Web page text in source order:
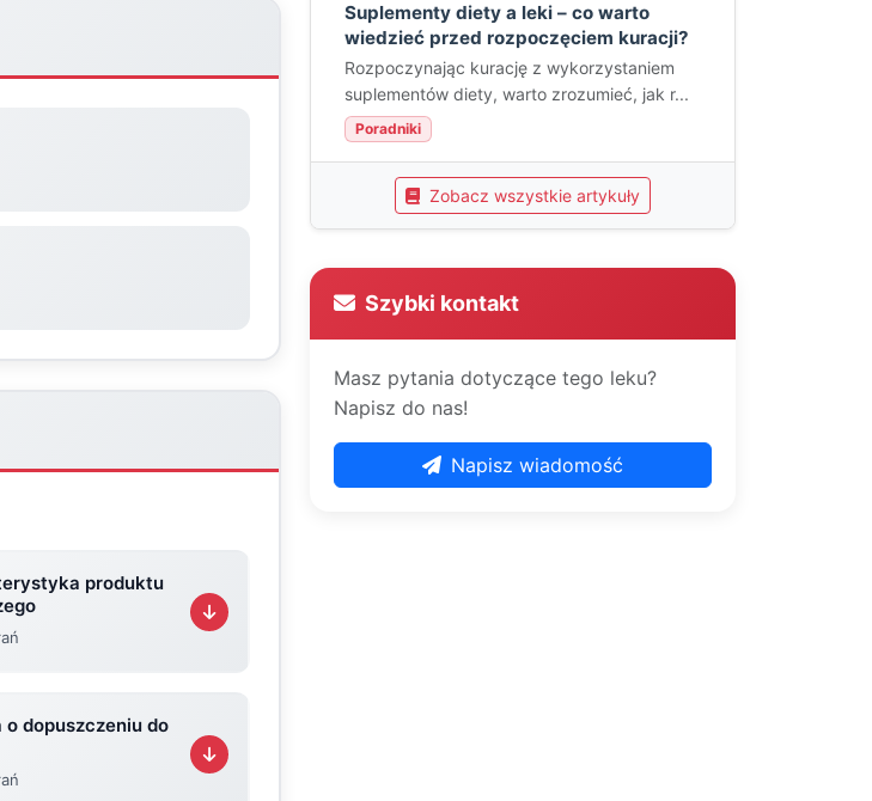
produktu
o dopuszczeniu do
Suplementy diety a leki – co warto
wiedzieć przed rozpoczęciem kuracji?
Rozpoczynając kurację z wykorzystaniem
suplementów diety, warto zrozumieć, jak r...
Poradniki
Zobacz wszystkie artykuły
Szybki kontakt
Masz pytania dotyczące tego leku?
Napisz do nas!
Napisz wiadomość